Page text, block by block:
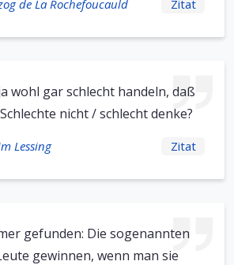
de La Rochefoucauld Zitat
wohl gar schlecht handeln, daß
nicht / schlecht denke?
Lessing Zitat
gefunden: Die sogenannten
gewinnen, wenn man sie